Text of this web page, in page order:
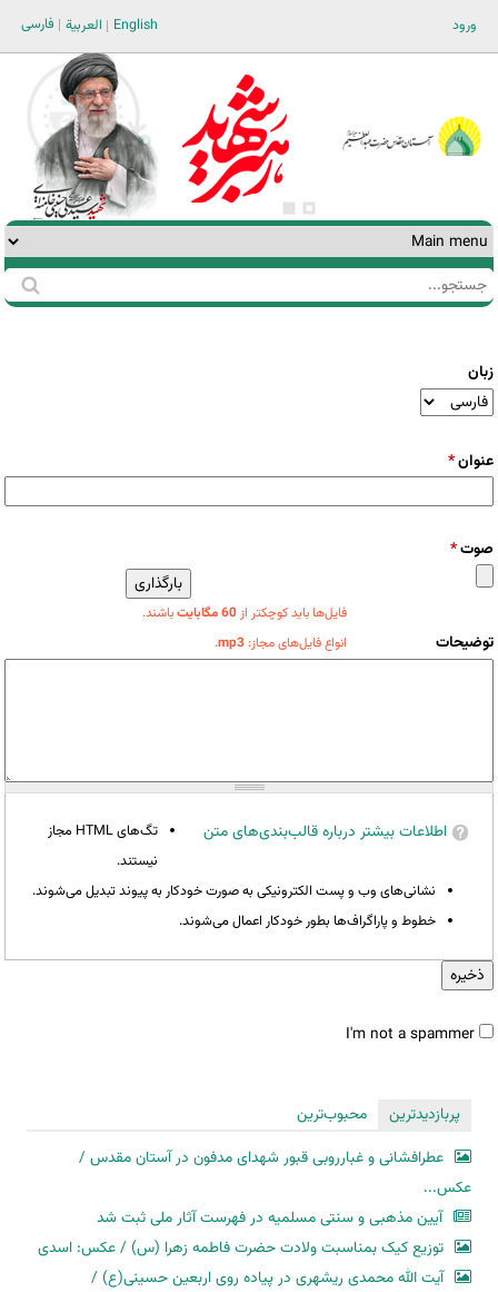
ورود فارسی العربية English
فرم
جستجو
زبان
عنوان*
صوت*
فایل‌ها باید کوچکتر از60 مگابایت
باشند.
انواع فایل‌های مجاز: mp3
. توضیحات
اطلاعات بیشتر درباره قالب‌بندی‌های متن
تگ‌های HTML مجاز
نیستند.
نشانی‌های وب و پست الکترونیکی به صورت خودکار به پیوند تبدیل می‌شوند.
خطوط و پاراگراف‌ها بطور خودکار اعمال می‌شوند.
عمودی
I'm not a spammer
spammer
پربازدیدترین
محبوب‌ترین
عطرافشانی و غبارروبی قبور شهدای مدفون در آستان مقدس /
عکس...
آیین مذهبی و سنتی مسلمیه در فهرست آثار ملی ثبت شد
توزیع کیک بمناسبت ولادت حضرت فاطمه زهرا (س) / عکس: اسدی
آیت الله محمدی ریشهری در پیاده روی اربعین حسینی(ع) /